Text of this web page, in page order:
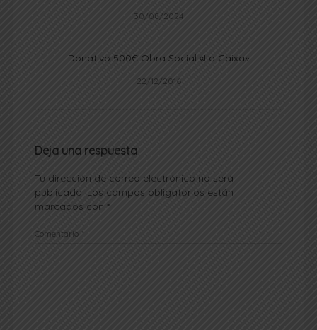
30/08/2024
Donativo 500€ Obra Social «La Caixa»
22/12/2016
Deja una respuesta
Tu dirección de correo electrónico no será
publicada. Los campos obligatorios están
marcados con*
Comentario *